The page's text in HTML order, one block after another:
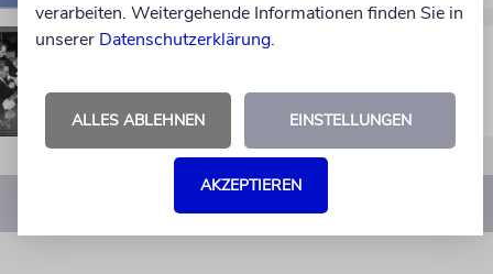
10. SEPTEMBER 1952
Abkommen
verarbeiten. Weitergehende Informationen finden Sie in
unserer Datenschutzerklärung.
ALLES ABLEHNEN EINSTELLUNGEN
AKZEPTIEREN